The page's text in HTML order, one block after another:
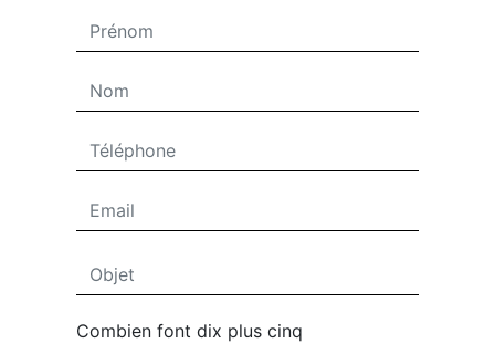
Combien font dix plus cinq